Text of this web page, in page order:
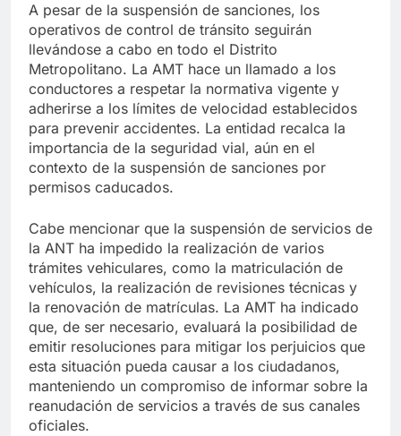
A pesar de la suspensión de sanciones, los
operativos de control de tránsito seguirán
llevándose a cabo en todo el Distrito
Metropolitano. La AMT hace un llamado a los
conductores a respetar la normativa vigente y
adherirse a los límites de velocidad establecidos
para prevenir accidentes. La entidad recalca la
importancia de la seguridad vial, aún en el
contexto de la suspensión de sanciones por
permisos caducados.
Cabe mencionar que la suspensión de servicios de
la ANT ha impedido la realización de varios
trámites vehiculares, como la matriculación de
vehículos, la realización de revisiones técnicas y
la renovación de matrículas. La AMT ha indicado
que, de ser necesario, evaluará la posibilidad de
emitir resoluciones para mitigar los perjuicios que
esta situación pueda causar a los ciudadanos,
manteniendo un compromiso de informar sobre la
reanudación de servicios a través de sus canales
oficiales.